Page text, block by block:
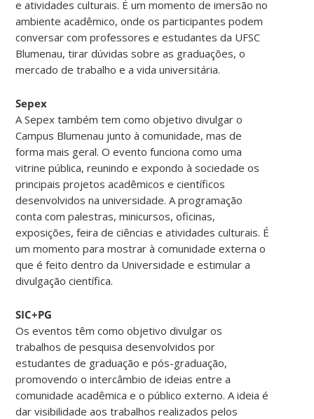
e atividades culturais. É um momento de imersão no
ambiente acadêmico, onde os participantes podem
conversar com professores e estudantes da UFSC
Blumenau, tirar dúvidas sobre as graduações, o
mercado de trabalho e a vida universitária.
Sepex
A Sepex também tem como objetivo divulgar o
Campus Blumenau junto à comunidade, mas de
forma mais geral. O evento funciona como uma
vitrine pública, reunindo e expondo à sociedade os
principais projetos acadêmicos e científicos
desenvolvidos na universidade. A programação
conta com palestras, minicursos, oficinas,
exposições, feira de ciências e atividades culturais. É
um momento para mostrar à comunidade externa o
que é feito dentro da Universidade e estimular a
divulgação científica.
SIC+PG
Os eventos têm como objetivo divulgar os
trabalhos de pesquisa desenvolvidos por
estudantes de graduação e pós-graduação,
promovendo o intercâmbio de ideias entre a
comunidade acadêmica e o público externo. A ideia é
dar visibilidade aos trabalhos realizados pelos